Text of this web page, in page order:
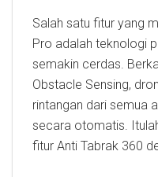
Salah satu fitur yang
Pro adalah teknologi
semakin cerdas.
Obstacle Sensing,
rintangan dari semua
secara otomatis.
fitur Anti Tabrak 360